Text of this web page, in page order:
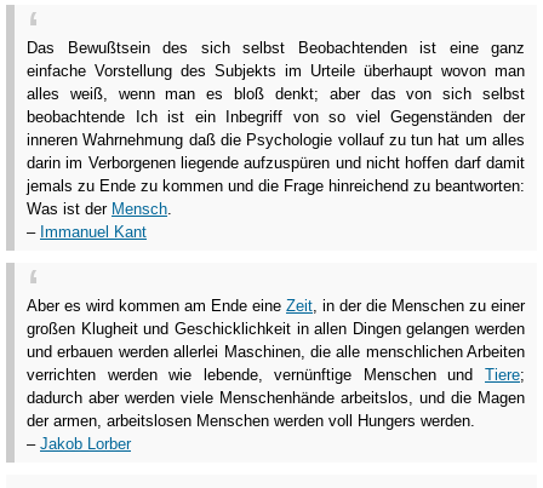
Das Bewußtsein des sich selbst Beobachtenden ist eine ganz
einfache Vorstellung des Subjekts im Urteile überhaupt wovon man
alles weiß, wenn man es bloß denkt; aber das von sich selbst
beobachtende Ich ist ein Inbegriff von so viel Gegenständen der
inneren Wahrnehmung daß die Psychologie vollauf zu tun hat um alles
darin im Verborgenen liegende aufzuspüren und nicht hoffen darf damit
jemals zu Ende zu kommen und die Frage hinreichend zu beantworten:
Was ist der Mensch
– Immanuel Kant
Aber es wird kommen am Ende eine Zeit , in der die Menschen zu einer
großen Klugheit und Geschicklichkeit in allen Dingen gelangen werden
und erbauen werden allerlei Maschinen, die alle menschlichen Arbeiten
verrichten werden wie lebende, vernünftige Menschen und Tiere;
dadurch aber werden viele Menschenhände arbeitslos, und die Magen
der armen, arbeitslosen Menschen werden voll Hungers werden.
– Jakob Lorber